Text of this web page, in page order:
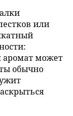
или
может
обычно